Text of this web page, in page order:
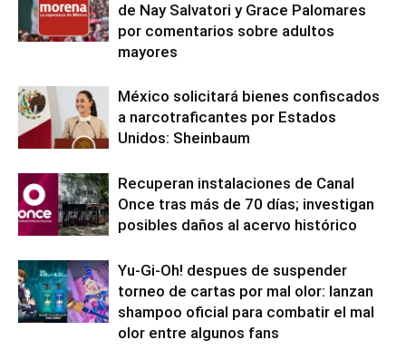
de Nay Salvatori y Grace Palomares
por comentarios sobre adultos
mayores
México solicitará bienes confiscados
a narcotraficantes por Estados
Unidos: Sheinbaum
Recuperan instalaciones de Canal
Once tras más de 70 días; investigan
posibles daños al acervo histórico
Yu-Gi-Oh! despues de suspender
torneo de cartas por mal olor: lanzan
shampoo oficial para combatir el mal
olor entre algunos fans